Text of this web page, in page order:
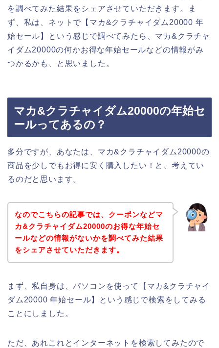
を調べてみた結果をシェアさせていただきます。ま
ず、私は、ネットで【マカ&クラチャイダム20000 年
始セール】という感じで調べてみたら、マカ&クラチャ
イダム20000の何かお得な年始セールなどの情報がみ
つかるかも、と思いました。
マカ&クラチャイダム20000の年始セ
ールってあるの？
多分ですが、あなたは、マカ&クラチャイダム20000の
商品を少しでもお得に安く購入したい！と、考えてい
るのだと思います。
なのでこちらの記事では、クーポンなどマ
カ&クラチャイダム20000のお得な年始セ
ールなどの情報がないかを調べてみた結果
をシェアさせていただきます。
まず、私自身は、パソコンを使って【マカ&クラチャイ
ダム20000 年始セール】という感じで検索をしてみる
ことにしました。
ただ、あれこれとインターネットを検索してみたので